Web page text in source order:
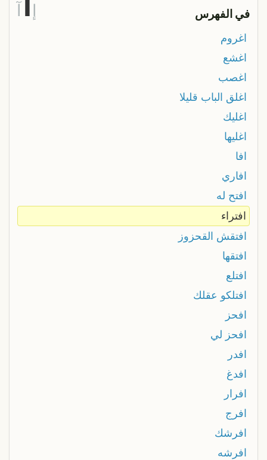
في الفهرس إ آ
اغروم
اغشع
اغصب
اغلق الباب قليلا
اغليك
اغليها
افا
افاري
افتح له
افتراء
افتقش القحزوز
افتقها
افتلع
افتلكو عقلك
افحز
افحز لي
افدر
افدغ
افرار
افرج
افرشك
افرشه